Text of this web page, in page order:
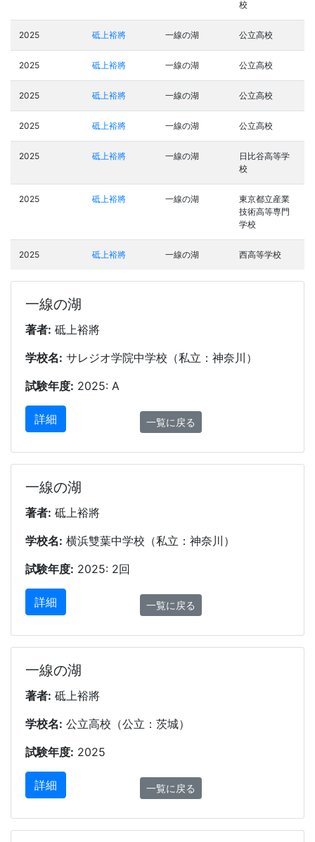
校
2025 砥上裕將 一線の湖 公立高校
2025 砥上裕將 一線の湖 公立高校
2025 砥上裕將 一線の湖 公立高校
2025 砥上裕將 一線の湖 公立高校
2025 砥上裕將 一線の湖
日比谷高等学
校
2025 砥上裕將 一線の湖
東京都立産業
技術高等専門
学校
2025 砥上裕將 一線の湖 西高等学校
一線の湖
著者: 砥上裕將
学校名: サレジオ学院中学校（私立：神奈川）
試験年度: 2025: A
詳細 一覧に戻る
一線の湖
著者: 砥上裕將
学校名: 横浜雙葉中学校（私立：神奈川）
試験年度: 2025: 2回
詳細 一覧に戻る
一線の湖
著者: 砥上裕將
学校名: 公立高校（公立：茨城）
試験年度: 2025
詳細 一覧に戻る